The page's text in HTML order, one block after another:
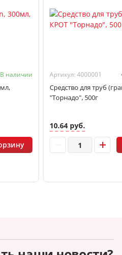
В наличии Артикул: 4000001
Средство для труб
"Торнадо", 500г
10.64 руб.